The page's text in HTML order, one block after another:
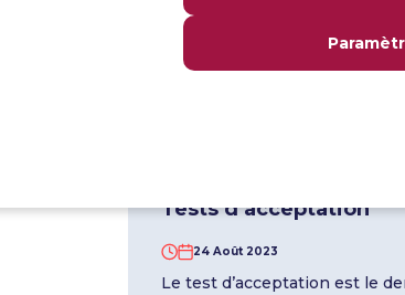
l’application.
Tests d’acceptation
24 Août 2023
Le test d’acceptation est le